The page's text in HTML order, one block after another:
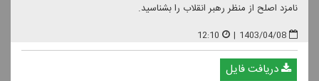
نامزد اصلح از منظر رهبر انقلاب را بشناسید.
1403/04/08
|
12:10
دریافت فایل